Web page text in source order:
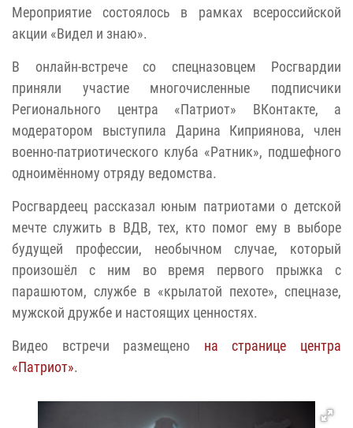
Мероприятие состоялось в рамках всероссийской
акции «Видел и знаю».
В онлайн-встрече со спецназовцем Росгвардии
приняли участие многочисленные подписчики
Регионального центра «Патриот» ВКонтакте, а
модератором выступила Дарина Киприянова, член
военно-патриотического клуба «Ратник», подшефного
одноимённому отряду ведомства.
Росгвардеец рассказал юным патриотами о детской
мечте служить в ВДВ, тех, кто помог ему в выборе
будущей профессии, необычном случае, который
произошёл с ним во время первого прыжка с
парашютом, службе в «крылатой пехоте», спецназе,
мужской дружбе и настоящих ценностях.
Видео встречи размещено на странице центра
«Патриот».